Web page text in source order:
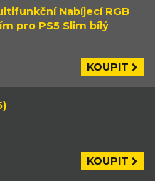
Nabíjecí RGB
pro PS5 Slim bílý
KOUPIT
KOUPIT